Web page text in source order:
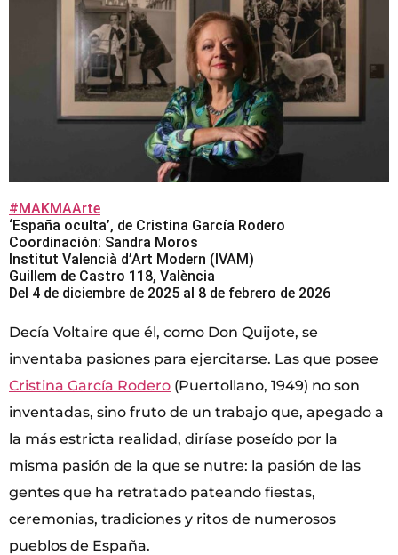
#MAKMAArte
‘España oculta’, de Cristina García Rodero
Coordinación: Sandra Moros
Institut Valencià d’Art Modern (IVAM)
Guillem de Castro 118, València
Del 4 de diciembre de 2025 al 8 de febrero de 2026
Decía Voltaire que él, como Don Quijote, se
inventaba pasiones para ejercitarse. Las que posee
Cristina García Rodero (Puertollano, 1949) no son
inventadas, sino fruto de un trabajo que, apegado a
la más estricta realidad, diríase poseído por la
misma pasión de la que se nutre: la pasión de las
gentes que ha retratado pateando fiestas,
ceremonias, tradiciones y ritos de numerosos
pueblos de España.